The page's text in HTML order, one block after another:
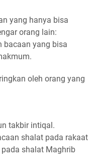
yang hanya bisa
orang lain:
bacaan yang bisa
oleh orang yang
takbir intiqal.
shalat pada rakaat
shalat Maghrib